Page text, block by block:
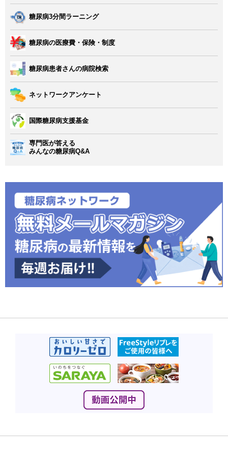
糖尿病3分間ラーニング
糖尿病の医療費・保険・制度
糖尿病患者さんの病院検索
ネットワークアンケート
国際糖尿病支援基金
専門医が答える
みんなの糖尿病Q&A